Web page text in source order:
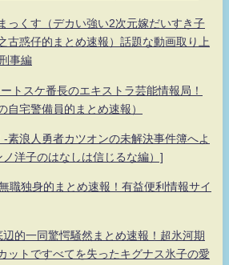
っくす（デカい強い2次元嫁だいすき子
古惑仔的まとめ速報）話題な動画取り上
事編
トスケ番長のエキストラ芸能情報局！
自宅警備員的まとめ速報）
素浪人勇者カツオンの未解決事件簿へよ
洋子のはなしは信じるな編）]
独身的まとめ速報！有益便利情報サイ
的一同驚愕騒然まとめ速報！超氷河期
ットですべてを失ったキグナス氷子の愛